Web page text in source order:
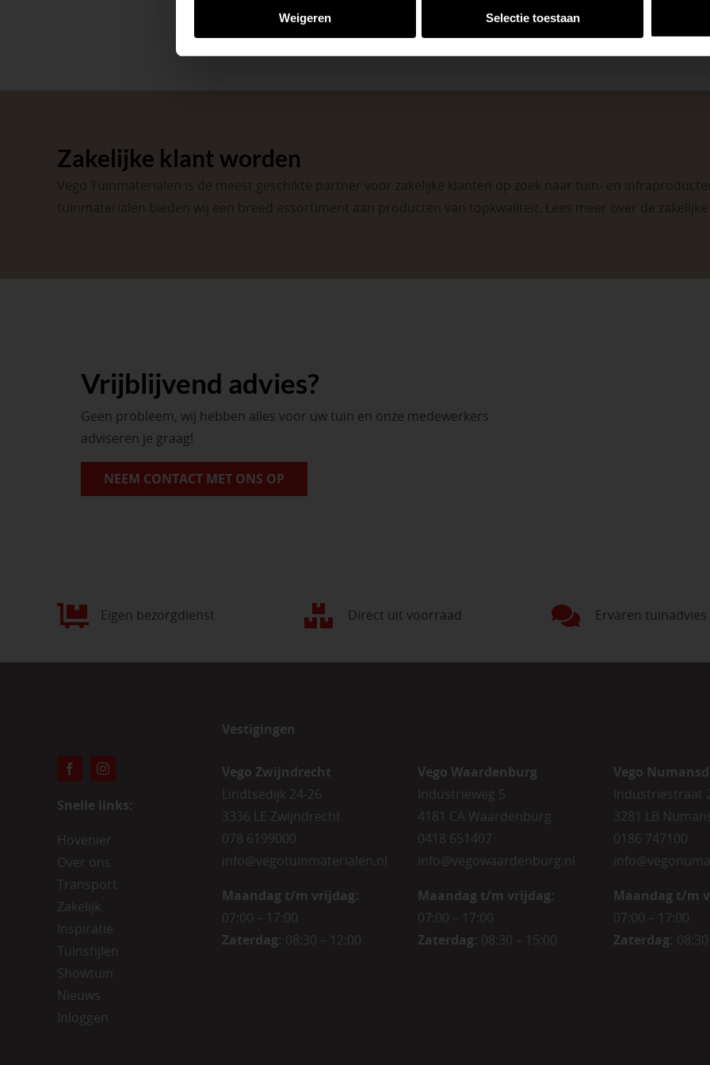
Weigeren Selectie toestaan
Zakelijke klant worden
Vego Tuinmaterialen is de meest geschikte partner voor zakelijke klanten op zoek naar tuin- en
tuinmaterialen bieden wij een breed assortiment aan producten van topkwaliteit. Lees meer over de
Vrijblijvend advies?
Geen probleem, wij hebben alles voor uw tuin en onze medewerkers
adviseren je graag!
NEEM CONTACT MET ONS OP
Eigen bezorgdienst Direct uit voorraad Ervaren tuinadvies
Snelle links:
Hovenier
Over ons
Transport
Zakelijk
Inspiratie
Tuinstijlen
Showtuin
Nieuws
Inloggen
Vestigingen
Vego Zwijndrecht
Lindtsedijk 24-26
3336 LE Zwijndrecht
078 6199000
info@vegotuinmaterialen.nl
Maandag t/m vrijdag:
07:00 – 17:00
Zaterdag: 08:30 – 12:00
Vego Waardenburg
Industrieweg 5
4181 CA Waardenburg
0418 651407
info@vegowaardenburg.nl
Maandag t/m vrijdag:
07:00 – 17:00
Zaterdag: 08:30 – 15:00
Vego
Industriestraat
3281 LB
0186 747100
Maandag t/m
07:00 – 17:00
Zaterdag: